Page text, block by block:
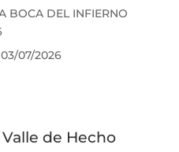
BOCA DEL INFIERNO
03/07/2026
de Hecho